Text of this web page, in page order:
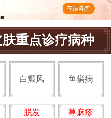
重点诊疗病种
白癜风 鱼鳞病
脱发 荨麻疹